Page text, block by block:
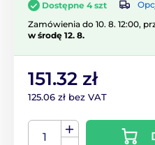
Dostępne 4 szt
Zamówienia do 10. 8. 12:00,
w środę 12. 8.
151.32 zł
125.06 zł bez VAT